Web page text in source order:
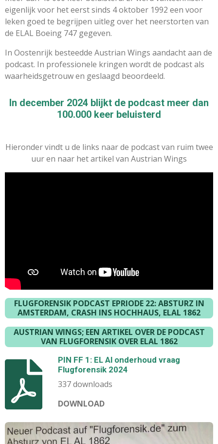
eigenlijk voor het eerst sinds 4 oktober 1992 een voor
leken goed te begrijpen uitleg over het neerstorten van
de ELAL Boeing 747 gegeven.
In Oostenrijk besteedde Austrian Wings aandacht aan de
podcast. In professionele kringen wordt de podcast als
waarheidsgetrouw en geslaagd beoordeeld.
In december 2024 blijkt de podcast meer dan
100.000 keer beluisterd
Hieronder vindt u de links naar de podcast van ruim twee
uur en naar het artikel van Austrian Wings
FLUGFORENSIK PODCAST EPRIODE 22: ABSTURZ IN
AMSTERDAM, CRASH INS HOCHHAUS, ELAL 1862
AUSTRIAN WINGS; EEN ARTIKEL OVER DE PODCAST
VAN FLUGFORENSIK OVER ELAL 1862
PIN FF 1: EL Al onderhoud vraag
Flugforensik 2024
337 downloads
DOWNLOAD